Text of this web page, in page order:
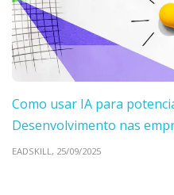
Como usar IA para
Desenvolvimento nas
EADSKILL, 25/09/2025